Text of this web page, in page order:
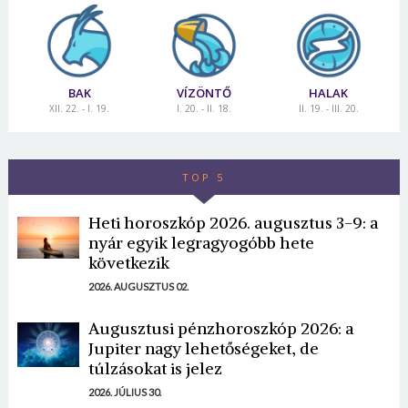
BAK
XII. 22. - I. 19.
VÍZÖNTŐ
I. 20. - II. 18.
HALAK
II. 19. - III. 20.
TOP 5
Heti horoszkóp 2026. augusztus 3-9: a
nyár egyik legragyogóbb hete
következik
2026. AUGUSZTUS 02.
Augusztusi pénzhoroszkóp 2026: a
Jupiter nagy lehetőségeket, de
túlzásokat is jelez
2026. JÚLIUS 30.